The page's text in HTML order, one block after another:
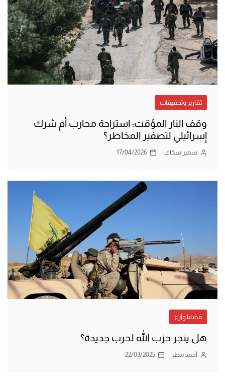
تقارير وتحقيقات
وقف النار المؤقت: استراحة محارب أم شرك
إسرائيلي لتصفير المخاطر؟
سمير سكاف 17/04/2026
قضايا وآراء
هل ينجر حزب الله لحرب جديدة؟
أحمد مطر 22/03/2025